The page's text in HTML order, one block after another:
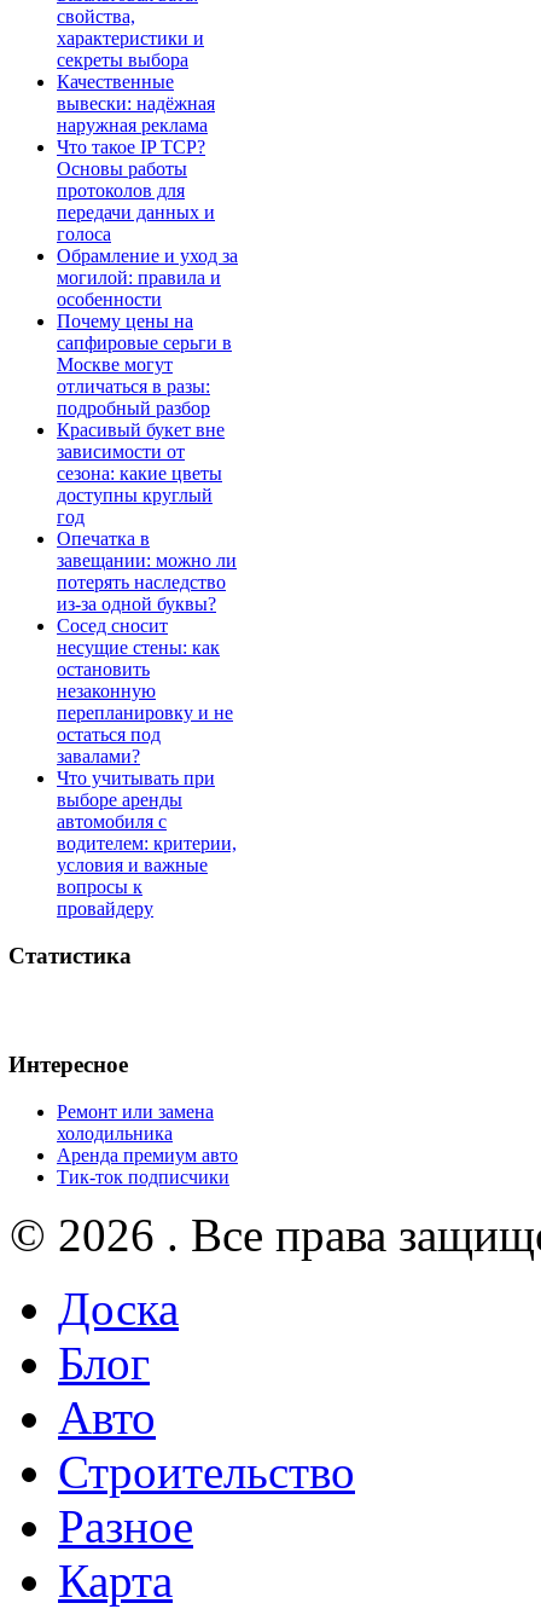
свойства,
характеристики и
секреты выбора
Качественные
вывески: надёжная
наружная реклама
Что такое IP TCP?
Основы работы
протоколов для
передачи данных и
голоса
Обрамление и уход за
могилой: правила и
особенности
Почему цены на
сапфировые серьги в
Москве могут
отличаться в разы:
подробный разбор
Красивый букет вне
зависимости от
сезона: какие цветы
доступны круглый
год
Опечатка в
завещании: можно ли
потерять наследство
из-за одной буквы?
Сосед сносит
несущие стены: как
остановить
незаконную
перепланировку и не
остаться под
завалами?
Что учитывать при
выборе аренды
автомобиля с
водителем: критерии,
условия и важные
вопросы к
провайдеру
Статистика
Интересное
Ремонт или замена
холодильника
Аренда премиум авто
Тик-ток подписчики
© 2026 . Все права
Доска
Блог
Авто
Строительство
Разное
Карта